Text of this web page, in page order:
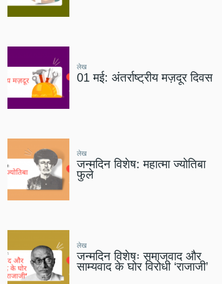
लेख
01 मई: अंतर्राष्ट्रीय मज़दूर दिवस
लेख
जन्मदिन विशेष: महात्मा ज्योतिबा
फुले
लेख
जन्मदिन विशेषः समाजवाद और
साम्यवाद के घोर विरोधी ‘राजाजी’